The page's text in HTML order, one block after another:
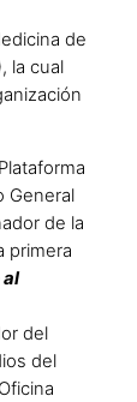
de
la cual
General
de la
primera
al
del
del